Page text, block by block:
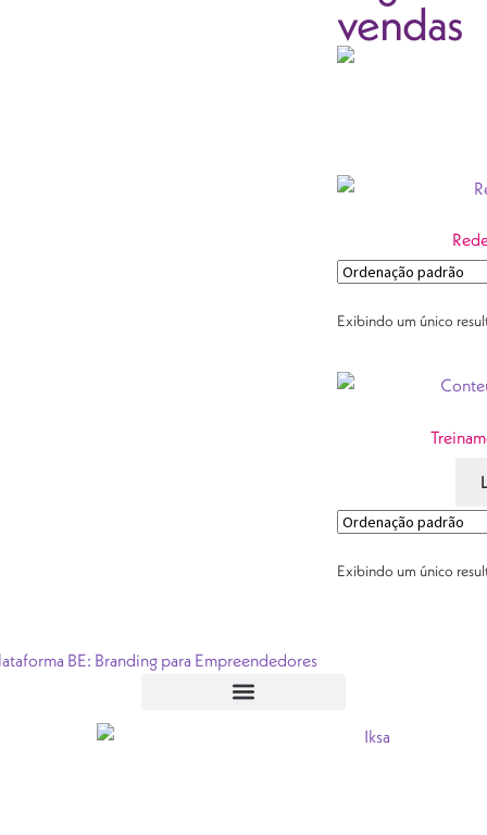
vendas
Exibindo um único
Exibindo um único